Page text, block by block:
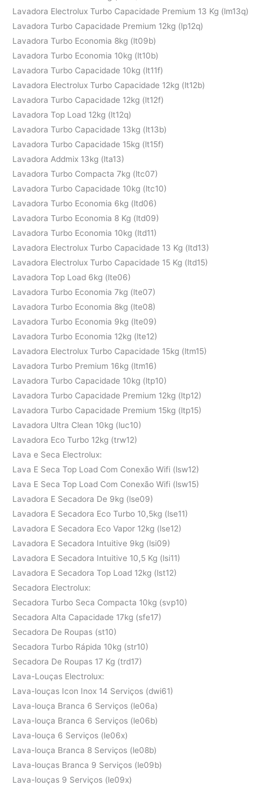
Lavadora Electrolux Turbo Capacidade Premium 13 Kg (lm13q)
Lavadora Turbo Capacidade Premium 12kg (lp12q)
Lavadora Turbo Economia 8kg (lt09b)
Lavadora Turbo Economia 10kg (lt10b)
Lavadora Turbo Capacidade 10kg (lt11f)
Lavadora Electrolux Turbo Capacidade 12kg (lt12b)
Lavadora Turbo Capacidade 12kg (lt12f)
Lavadora Top Load 12kg (lt12q)
Lavadora Turbo Capacidade 13kg (lt13b)
Lavadora Turbo Capacidade 15kg (lt15f)
Lavadora Addmix 13kg (lta13)
Lavadora Turbo Compacta 7kg (ltc07)
Lavadora Turbo Capacidade 10kg (ltc10)
Lavadora Turbo Economia 6kg (ltd06)
Lavadora Turbo Economia 8 Kg (ltd09)
Lavadora Turbo Economia 10kg (ltd11)
Lavadora Electrolux Turbo Capacidade 13 Kg (ltd13)
Lavadora Electrolux Turbo Capacidade 15 Kg (ltd15)
Lavadora Top Load 6kg (lte06)
Lavadora Turbo Economia 7kg (lte07)
Lavadora Turbo Economia 8kg (lte08)
Lavadora Turbo Economia 9kg (lte09)
Lavadora Turbo Economia 12kg (lte12)
Lavadora Electrolux Turbo Capacidade 15kg (ltm15)
Lavadora Turbo Premium 16kg (ltm16)
Lavadora Turbo Capacidade 10kg (ltp10)
Lavadora Turbo Capacidade Premium 12kg (ltp12)
Lavadora Turbo Capacidade Premium 15kg (ltp15)
Lavadora Ultra Clean 10kg (luc10)
Lavadora Eco Turbo 12kg (trw12)
Lava e Seca Electrolux:
Lava E Seca Top Load Com Conexão Wifi (lsw12)
Lava E Seca Top Load Com Conexão Wifi (lsw15)
Lavadora E Secadora De 9kg (lse09)
Lavadora E Secadora Eco Turbo 10,5kg (lse11)
Lavadora E Secadora Eco Vapor 12kg (lse12)
Lavadora E Secadora Intuitive 9kg (lsi09)
Lavadora E Secadora Intuitive 10,5 Kg (lsi11)
Lavadora E Secadora Top Load 12kg (lst12)
Secadora Electrolux:
Secadora Turbo Seca Compacta 10kg (svp10)
Secadora Alta Capacidade 17kg (sfe17)
Secadora De Roupas (st10)
Secadora Turbo Rápida 10kg (str10)
Secadora De Roupas 17 Kg (trd17)
Lava-Louças Electrolux:
Lava-louças Icon Inox 14 Serviços (dwi61)
Lava-louça Branca 6 Serviços (le06a)
Lava-louça Branca 6 Serviços (le06b)
Lava-louça 6 Serviços (le06x)
Lava-louça Branca 8 Serviços (le08b)
Lava-louças Branca 9 Serviços (le09b)
Lava-louças 9 Serviços (le09x)